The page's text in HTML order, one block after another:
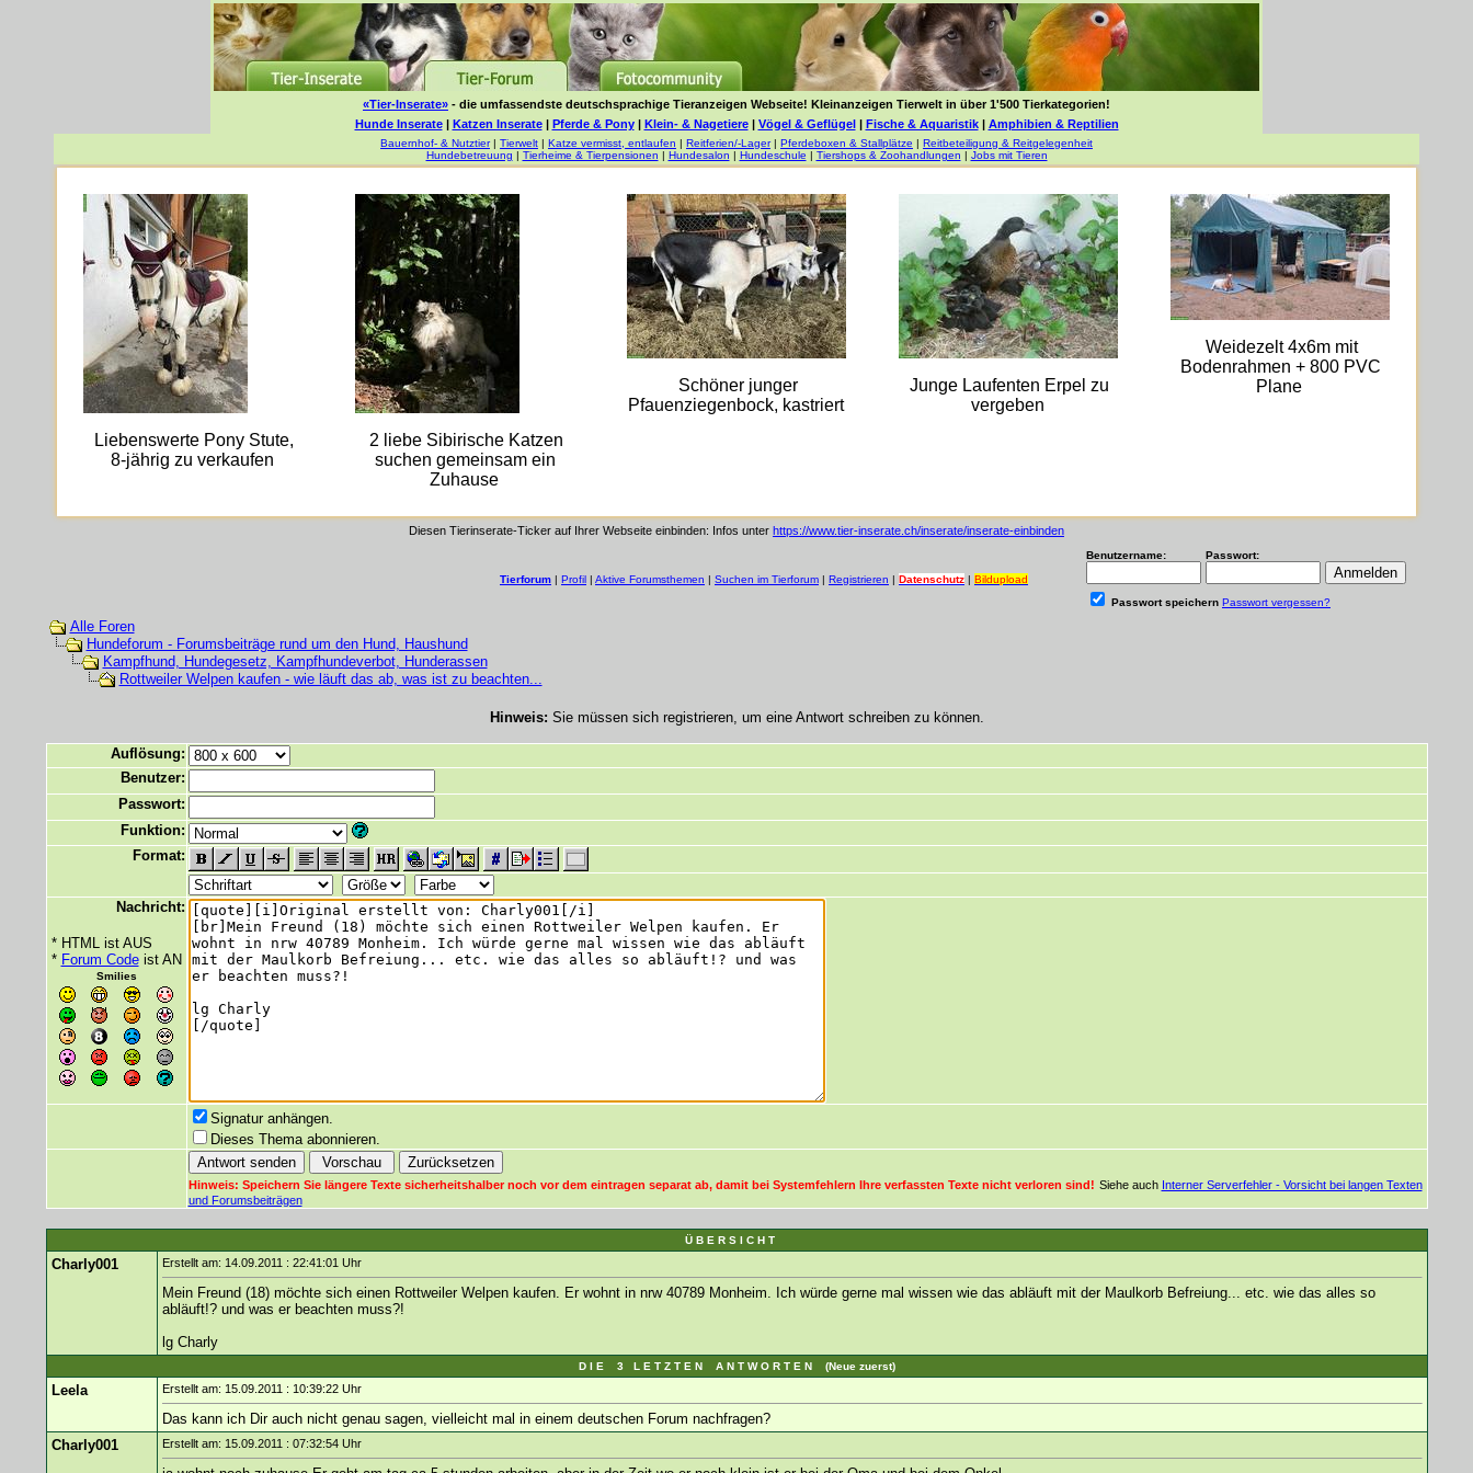
«Tier-Inserate» - die umfassendste deutschsprachige Tieranzeigen Webseite! Kleinanzeigen Tierwelt in über 1'500 Tierkategorien!
Hunde Inserate| Katzen Inserate| Pferde & Pony| Klein- & Nagetiere| Vögel & Geflügel| Fische & Aquaristik| Amphibien & Reptilien
Bauernhof- & Nutztier| Tierwelt | Katze vermisst, entlaufen | Reitferien/-Lager| Pferdeboxen & Stallplätze | Reitbeteiligung & Reitgelegenheit
Hundebetreuung | Tierheime & Tierpensionen | Hundesalon | Hundeschule | Tiershops & Zoohandlungen | Jobs mit Tieren
Liebenswerte Pony Stute,
8-jährig zu verkaufen
2 liebe Sibirische Katzen
suchen gemeinsam ein
Zuhause
Schöner junger
Pfauenziegenbock, kastriert
Junge Laufenten Erpel zu
vergeben
Weidezelt 4x6m mit
Bodenrahmen + 800 PVC
Plane
Diesen Tierinserate-Ticker auf Ihrer Webseite einbinden: Infos unter https://www.tier-inserate.ch/inserate/inserate-einbinden
Tierforum | Profil | Aktive Forumsthemen | Suchen im Tierforum | Registrieren | Datenschutz | Bildupload
Benutzername: Passwort:
Passwort speichern Passwort vergessen?
Alle Foren
Hundeforum - Forumsbeiträge rund um den Hund, Haushund
Kampfhund, Hundegesetz, Kampfhundeverbot, Hunderassen
Rottweiler Welpen kaufen - wie läuft das ab, was ist zu beachten...
Hinweis: Sie müssen sich registrieren, um eine Antwort schreiben zu können.
Auflösung:
Benutzer:
Passwort:
Funktion:
Format:
Nachricht:
* HTML ist AUS
* Forum Codeist AN
Smilies
Signatur anhängen.
Dieses Thema abonnieren.
Hinweis: Speichern Sie längere Texte sicherheitshalber noch vor dem eintragen separat ab, damit bei Systemfehlern Ihre verfassten Texte nicht verloren sind! Siehe auch Interner Serverfehler - Vorsicht bei langen Texten
und Forumsbeiträgen
Ü B E R S I C H T
Charly001 Erstellt am: 14.09.2011 : 22:41:01 Uhr
Mein Freund (18) möchte sich einen Rottweiler Welpen kaufen. Er wohnt in nrw 40789 Monheim. Ich würde gerne mal wissen wie das abläuft mit der Maulkorb Befreiung... etc. wie das alles so
abläuft!? und was er beachten muss?!
lg Charly
D I E 3 L E T Z T E N A N T W O R T E N (Neue zuerst)
Leela Erstellt am: 15.09.2011 : 10:39:22 Uhr
Das kann ich Dir auch nicht genau sagen, vielleicht mal in einem deutschen Forum nachfragen?
Charly001
Erstellt am: 15.09.2011 : 07:32:54 Uhr